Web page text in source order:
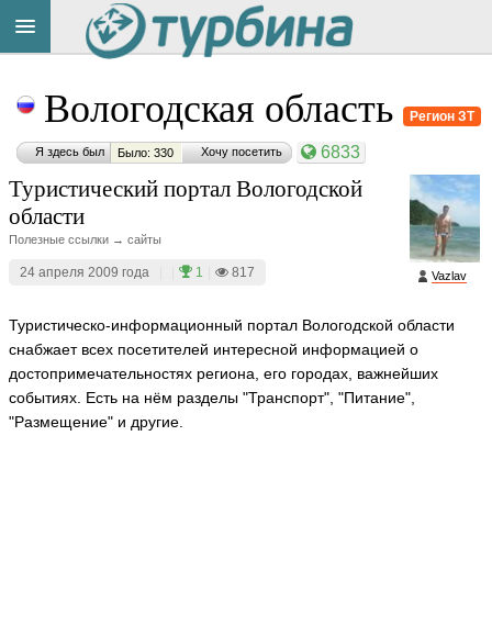
Вологодская область Регион ЗТ
Я здесь был Было: 330 Хочу посетить 6833
Vazlav
Туристический портал Вологодской
области
Полезные ссылки → сайты
24 апреля 2009 года 1 817
Туристическо-информационный портал Вологодской области
снабжает всех посетителей интересной информацией о
достопримечательностях региона, его городах, важнейших
событиях. Есть на нём разделы "Транспорт", "Питание",
"Размещение" и другие.
на
сайте:
Button